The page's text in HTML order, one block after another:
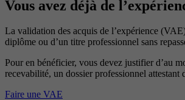
Vous avez déjà de
La validation des acquis de l’expérience
diplôme ou d’un titre professionnel sans
Pour en bénéficier, vous devez justifier d’au
recevabilité, un dossier professionnel
Faire une VAE